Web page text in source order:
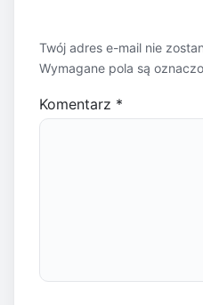
Twój adres e-mail nie
Wymagane pola są
Komentarz *